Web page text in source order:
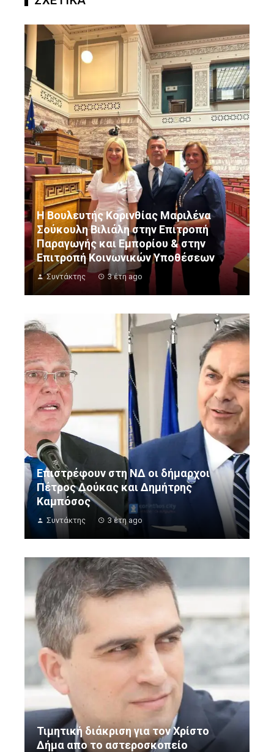
Η Βουλευτής Κορινθίας Μαριλένα
Σούκουλη Βιλιάλη στην Επιτροπή
Παραγωγής και Εμπορίου & στην
Επιτροπή Κοινωνικών Υποθέσεων
Συντάκτης 3 έτη ago
Επιστρέφουν στη ΝΔ οι δήμαρχοι
Πέτρος Δούκας και Δημήτρης
Καμπόσος
Συντάκτης 3 έτη ago
Τιμητική διάκριση για τον Χρίστο
Δήμα απο το αστεροσκοπείο